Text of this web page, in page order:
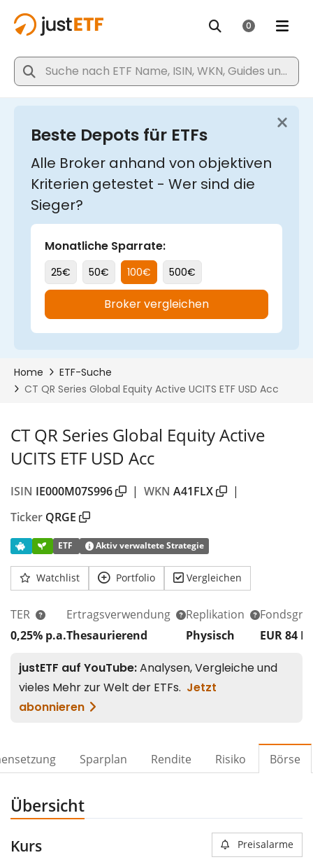
CT QR Series Global Equity Active
UCITS ETF USD Acc
ISIN IE000M07S996 | WKN A41FLX
|
Ticker QRGE
ETF Aktiv verwaltete Strategie
Watchlist Portfolio Vergleichen
TER
0,25% p.a.
Ertragsverwendung
Thesaurierend
Replikation
Physisch
EUR 84
Sparplan Rendite Risiko Börse
Übersicht
Kurs Preisalarme